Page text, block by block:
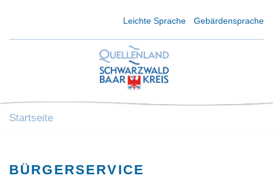
Leichte Sprache Gebärdensprache
Startseite
BÜRGERSERVICE